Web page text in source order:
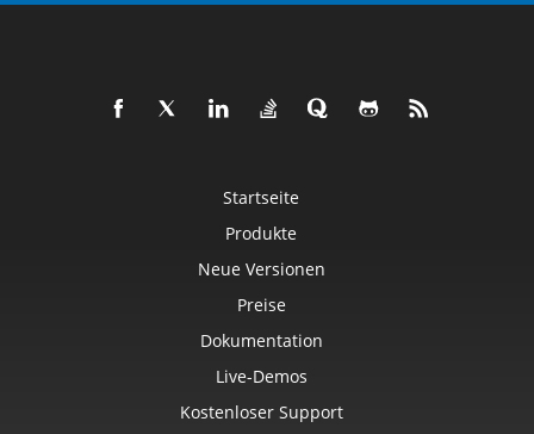
Startseite
Produkte
Neue Versionen
Preise
Dokumentation
Live-Demos
Kostenloser Support